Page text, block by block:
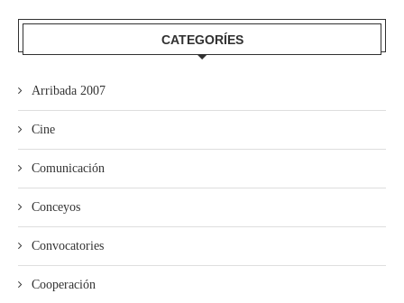
CATEGORÍES
Arribada 2007
Cine
Comunicación
Conceyos
Convocatories
Cooperación